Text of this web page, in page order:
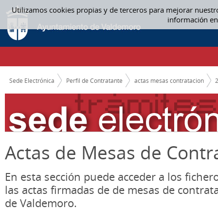
Utilizamos cookies propias y de terceros para mejorar
información
Saltar al contenido
ACTAS MESAS CONTRATACION
CAMINO DE MIGAS
Sede Electrónica Perfil de Contratante actas mesas contratacion
Actas de Mesas de
En esta sección puede acceder a los
las actas firmadas de de mesas de
de Valdemoro.